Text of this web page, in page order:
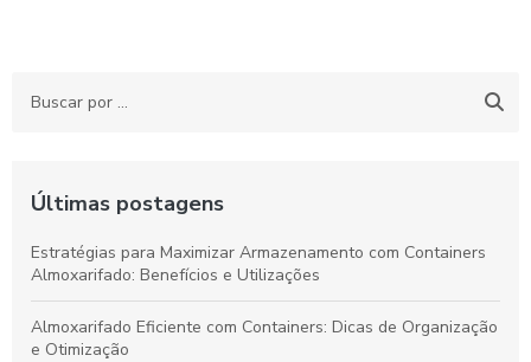
Últimas postagens
Estratégias para Maximizar Armazenamento com Containers
Almoxarifado: Benefícios e Utilizações
Almoxarifado Eficiente com Containers: Dicas de Organização
e Otimização